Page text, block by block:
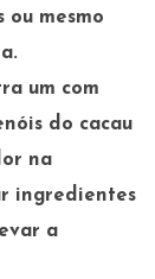
ou mesmo
um com
do cacau
na
ingredientes
a